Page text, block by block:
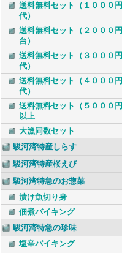
送料無料セット（１０００円
代）
送料無料セット（２０００円
台）
送料無料セット（３０００円
代）
送料無料セット（４０００円
代）
送料無料セット（５０００円
以上
大漁同数セット
駿河湾特産しらす
駿河湾特産桜えび
駿河湾特急のお惣菜
漬け魚切り身
佃煮バイキング
駿河湾特急の珍味
塩辛バイキング